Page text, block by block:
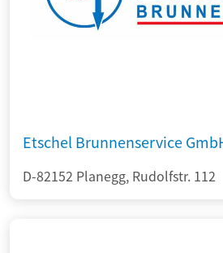
Etschel Brunnenservice
D-82152 Planegg, Rudolfstr. 112